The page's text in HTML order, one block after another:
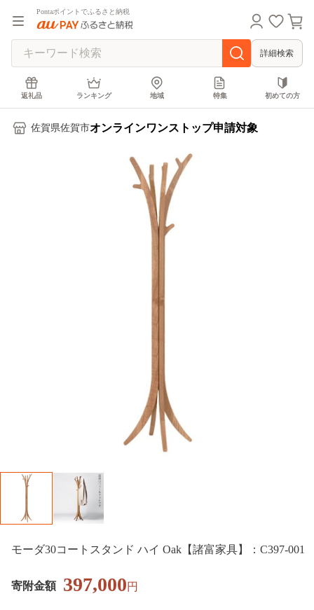
Pontaポイントでふるさと納税
詳細検索
返礼品 ランキング 地域 特集 初めての方
佐賀県佐賀市オンラインワンストップ申請対象
モーダ30コートスタンド ハイ Oak【諸富家具】：C397-001
寄附金額 397,000円